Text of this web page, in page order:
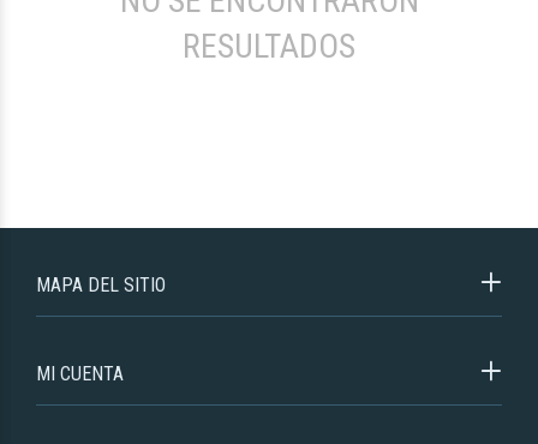
RESULTADOS
MAPA DEL SITIO
MI CUENTA